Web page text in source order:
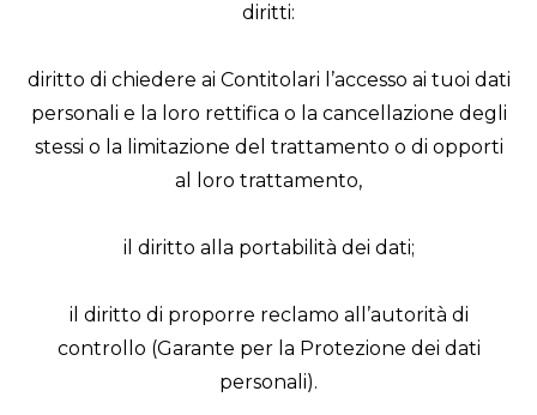
diritti:
diritto di chiedere ai Contitolari l’accesso ai tuoi dati
personali e la loro rettifica o la cancellazione degli
stessi o la limitazione del trattamento o di opporti
al loro trattamento,
il diritto alla portabilità dei dati;
il diritto di proporre reclamo all’autorità di
controllo (Garante per la Protezione dei dati
personali).